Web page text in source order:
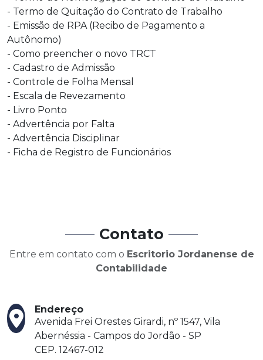
- Termo de Quitação do Contrato de Trabalho
- Emissão de RPA (Recibo de Pagamento a
Autônomo)
- Como preencher o novo TRCT
- Cadastro de Admissão
- Controle de Folha Mensal
- Escala de Revezamento
- Livro Ponto
- Advertência por Falta
- Advertência Disciplinar
- Ficha de Registro de Funcionários
Contato
Entre em contato com o Escritorio Jordanense de
Contabilidade
Endereço
Avenida Frei Orestes Girardi, nº 1547, Vila
Abernéssia - Campos do Jordão - SP
CEP. 12467-012